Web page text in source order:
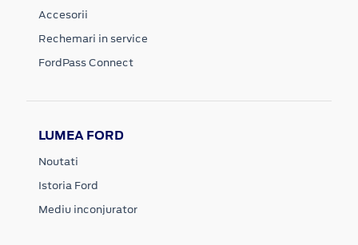
Accesorii
Rechemari in service
FordPass Connect
LUMEA FORD
Noutati
Istoria Ford
Mediu inconjurator